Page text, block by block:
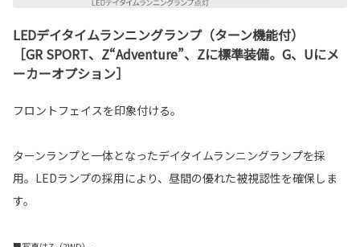
LEDデイタイムランニングランプ（ターン機能付）
［GR SPORT、Z“Adventure”、Zに標準装備。G、Uにメ
ーカーオプション］
フロントフェイスを印象付ける。
ターンランプと一体となったデイタイムランニングランプを採
用。LEDランプの採用により、昼間の優れた被視認性を確保しま
す。